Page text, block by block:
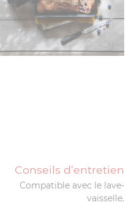
Conseils d’entretien
Compatible avec le lave-
vaisselle.